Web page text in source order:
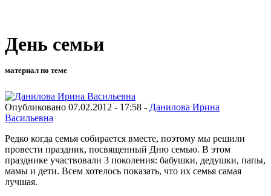
День семьи
материал по теме
Опубликовано 07.02.2012 - 17:58 - Данилова Ирина
Васильевна
Редко когда семья собирается вместе, поэтому мы решили
провести праздник, посвященный Дню семью. В этом
празднике участвовали 3 поколения: бабушки, дедушки, папы,
мамы и дети. Всем хотелось показать, что их семья самая
лучшая.